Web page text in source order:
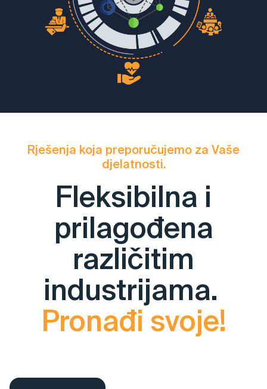
Rješenja koja preporučujemo za Vaše
djelatnosti.
Fleksibilna i
prilagođena
različitim
industrijama.
Pronađi svoje!